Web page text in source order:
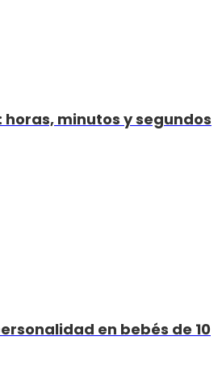
horas, minutos y segundos
en bebés de 10